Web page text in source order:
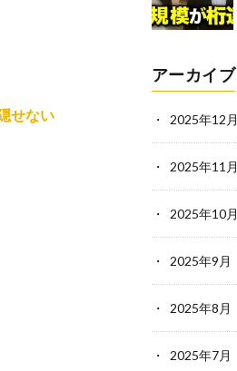
せない
アーカイブ
2025年12月
2025年11月
2025年10月
2025年9月
2025年8月
2025年7月